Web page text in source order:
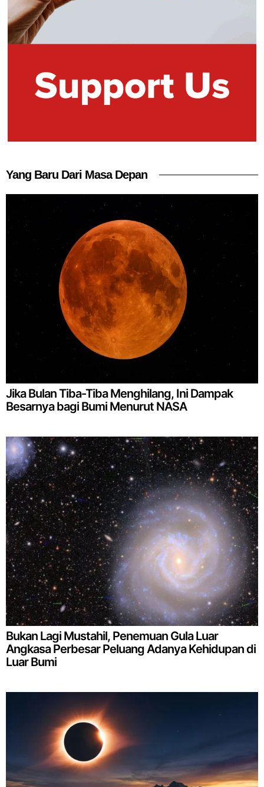
Yang Baru Dari Masa Depan
Jika Bulan Tiba-Tiba Menghilang, Ini Dampak
Besarnya bagi Bumi Menurut NASA
Bukan Lagi Mustahil, Penemuan Gula Luar
Angkasa Perbesar Peluang Adanya Kehidupan di
Luar Bumi